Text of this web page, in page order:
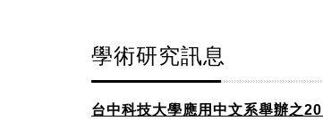
學術研究訊息
台中科技大學應用中文系舉辦之